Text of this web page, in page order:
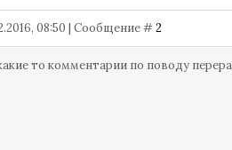
08:50 | Сообщение #2
то комментарии по поводу